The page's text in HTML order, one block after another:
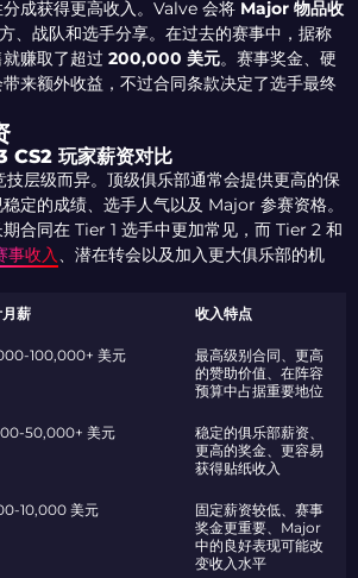
成获得更高收入。Valve 会将 Major 物品收
、战队和选手分享。在过去的赛事中，据称
赚取了超过 200,000 美元。赛事奖金、硬
来额外收益，不过合同条款决定了选手最终
CS2 玩家薪资对比
层级而异。顶级俱乐部通常会提供更高的保
定的成绩、选手人气以及 Major 参赛资格。
合同在 Tier 1 选手中更加常见，而 Tier 2 和
事收入、潜在转会以及加入更大俱乐部的机
薪 收入特点
100,000+ 美元
最高级别合同、更高
的赞助价值、在阵容
预算中占据重要地位
50,000+ 美元
稳定的俱乐部薪资、
更高的奖金、更容易
获得贴纸收入
10,000 美元
固定薪资较低、赛事
奖金更重要、Major
中的良好表现可能改
变收入水平